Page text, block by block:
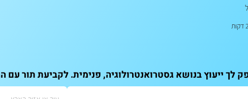
לך ייעוץ בנושא גסטרואנטרולוגיה, פנימית. לקביעת תור עם